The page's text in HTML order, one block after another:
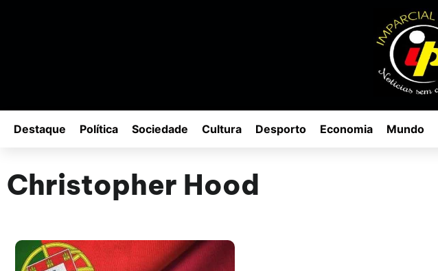
Destaque Política Sociedade Cultura Desporto Economia Mundo
Christopher Hood